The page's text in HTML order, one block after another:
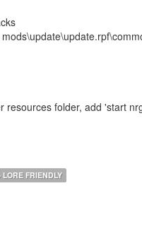
folder, add 'start
LORE FRIENDLY